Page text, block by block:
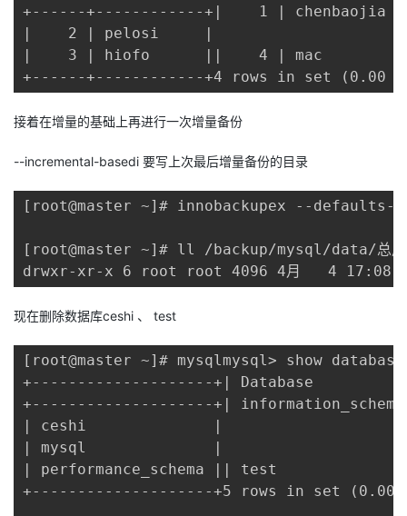
+------+------------+|    1 | chenbaojia |
|    2 | pelosi     |
|    3 | hiofo      ||    4 | mac        |
+------+------------+4 rows in set (0.00
接着在增量的基础上再进行一次增量备份
--incremental-basedi 要写上次最后增量备份的目录
[root@master ~]# innobackupex --
[root@master ~]# ll /backup/mysql/data/总用
drwxr-xr-x 6 root root 4096 4月   4 17:08
现在删除数据库ceshi 、 test
[root@master ~]# mysqlmysql> show
+--------------------+| Database
+--------------------+|
| ceshi              |
| mysql              |
| performance_schema || test
+--------------------+5 rows in set (0.00